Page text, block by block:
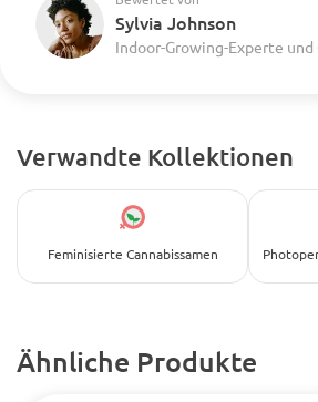
Sylvia Johnson
Indoor-Growing-Experte und
Verwandte Kollektionen
Feminisierte Cannabissamen
Ähnliche Produkte